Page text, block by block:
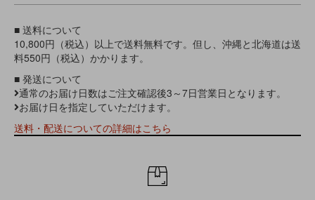
■ 送料について
10,800円（税込）以上で送料無料です。但し、沖縄と北海道は送
料550円（税込）かかります。
■ 発送について
通常のお届け日数はご注文確認後3～7日営業日となります。
お届け日を指定していただけます。
送料・配送についての詳細はこちら